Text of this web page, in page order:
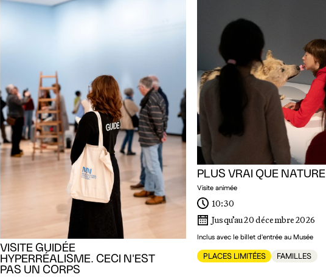
VISITE GUIDÉE
HYPERRÉALISME. CECI N'EST
PAS UN CORPS
PLUS VRAI QUE NATURE
Visite animée
10:30
Jusqu’au 20 décembre 2026
Inclus avec le billet d'entrée au Musée
PLACES LIMITÉES FAMILLES